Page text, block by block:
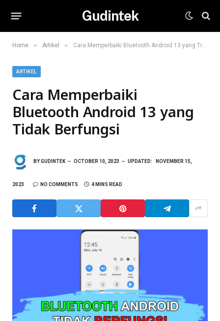
Gudintek
Home » Artikel » Cara Memperbaiki Bluetooth Android 13 yang Tidak Berfungsi
ARTIKEL
Cara Memperbaiki
Bluetooth Android 13 yang
Tidak Berfungsi
BYGUDINTEK OCTOBER 10, 2023 UPDATED: NOVEMBER 15,
2023 NO COMMENTS 4 MINS READ